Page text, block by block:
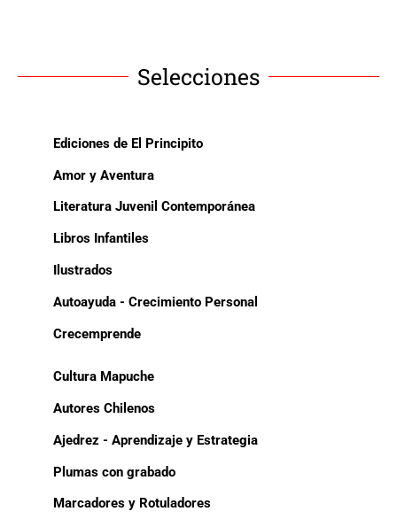
Selecciones
Ediciones de El Principito
Amor y Aventura
Literatura Juvenil Contemporánea
Libros Infantiles
Ilustrados
Autoayuda - Crecimiento Personal
Crecemprende
Cultura Mapuche
Autores Chilenos
Ajedrez - Aprendizaje y Estrategia
Plumas con grabado
Marcadores y Rotuladores